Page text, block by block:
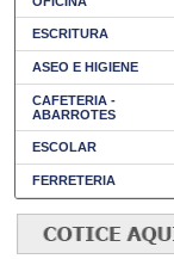
ESCRITURA
ASEO E HIGIENE
CAFETERIA -
ABARROTES
ESCOLAR
FERRETERIA